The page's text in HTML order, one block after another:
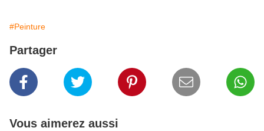
#Peinture
Partager
Vous aimerez aussi